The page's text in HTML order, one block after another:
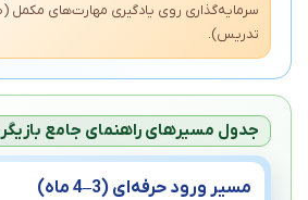
سرمایه‌گذاری روی یادگیری مهارت‌های مکمل
تدریس).
جدول مسیرهای راهنمای جامع
مسیر ورود حرفه‌ای (3–4 ماه)